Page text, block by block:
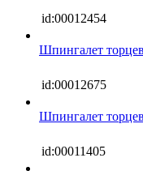
id:00012454
Шпингалет
id:00012675
Шпингалет
id:00011405